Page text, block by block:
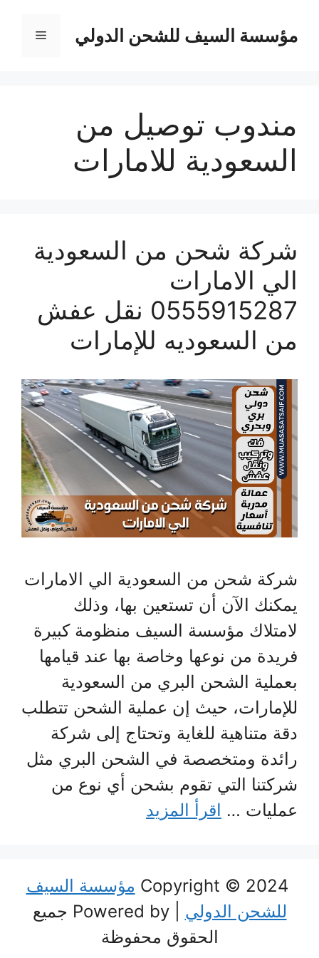
المحتوىمؤسسة السيف للشحن الدولي القائمة
مندوب توصيل من
السعودية للامارات
شركة شحن من السعودية
الي الامارات
0555915287 نقل عفش
من السعوديه للإمارات
شركة شحن من السعودية الي الامارات
يمكنك الآن أن تستعين بها، وذلك
لامتلاك مؤسسة السيف منظومة كبيرة
فريدة من نوعها وخاصة بها عند قيامها
بعملية الشحن البري من السعودية
للإمارات، حيث إن عملية الشحن تتطلب
دقة متناهية للغاية وتحتاج إلى شركة
رائدة ومتخصصة في الشحن البري مثل
شركتنا التي تقوم بشحن أي نوع من
عمليات … اقرأ المزيد
مؤسسة السيف
للشحن الدولي
| Powered by جميع
الحقوق محفوظة